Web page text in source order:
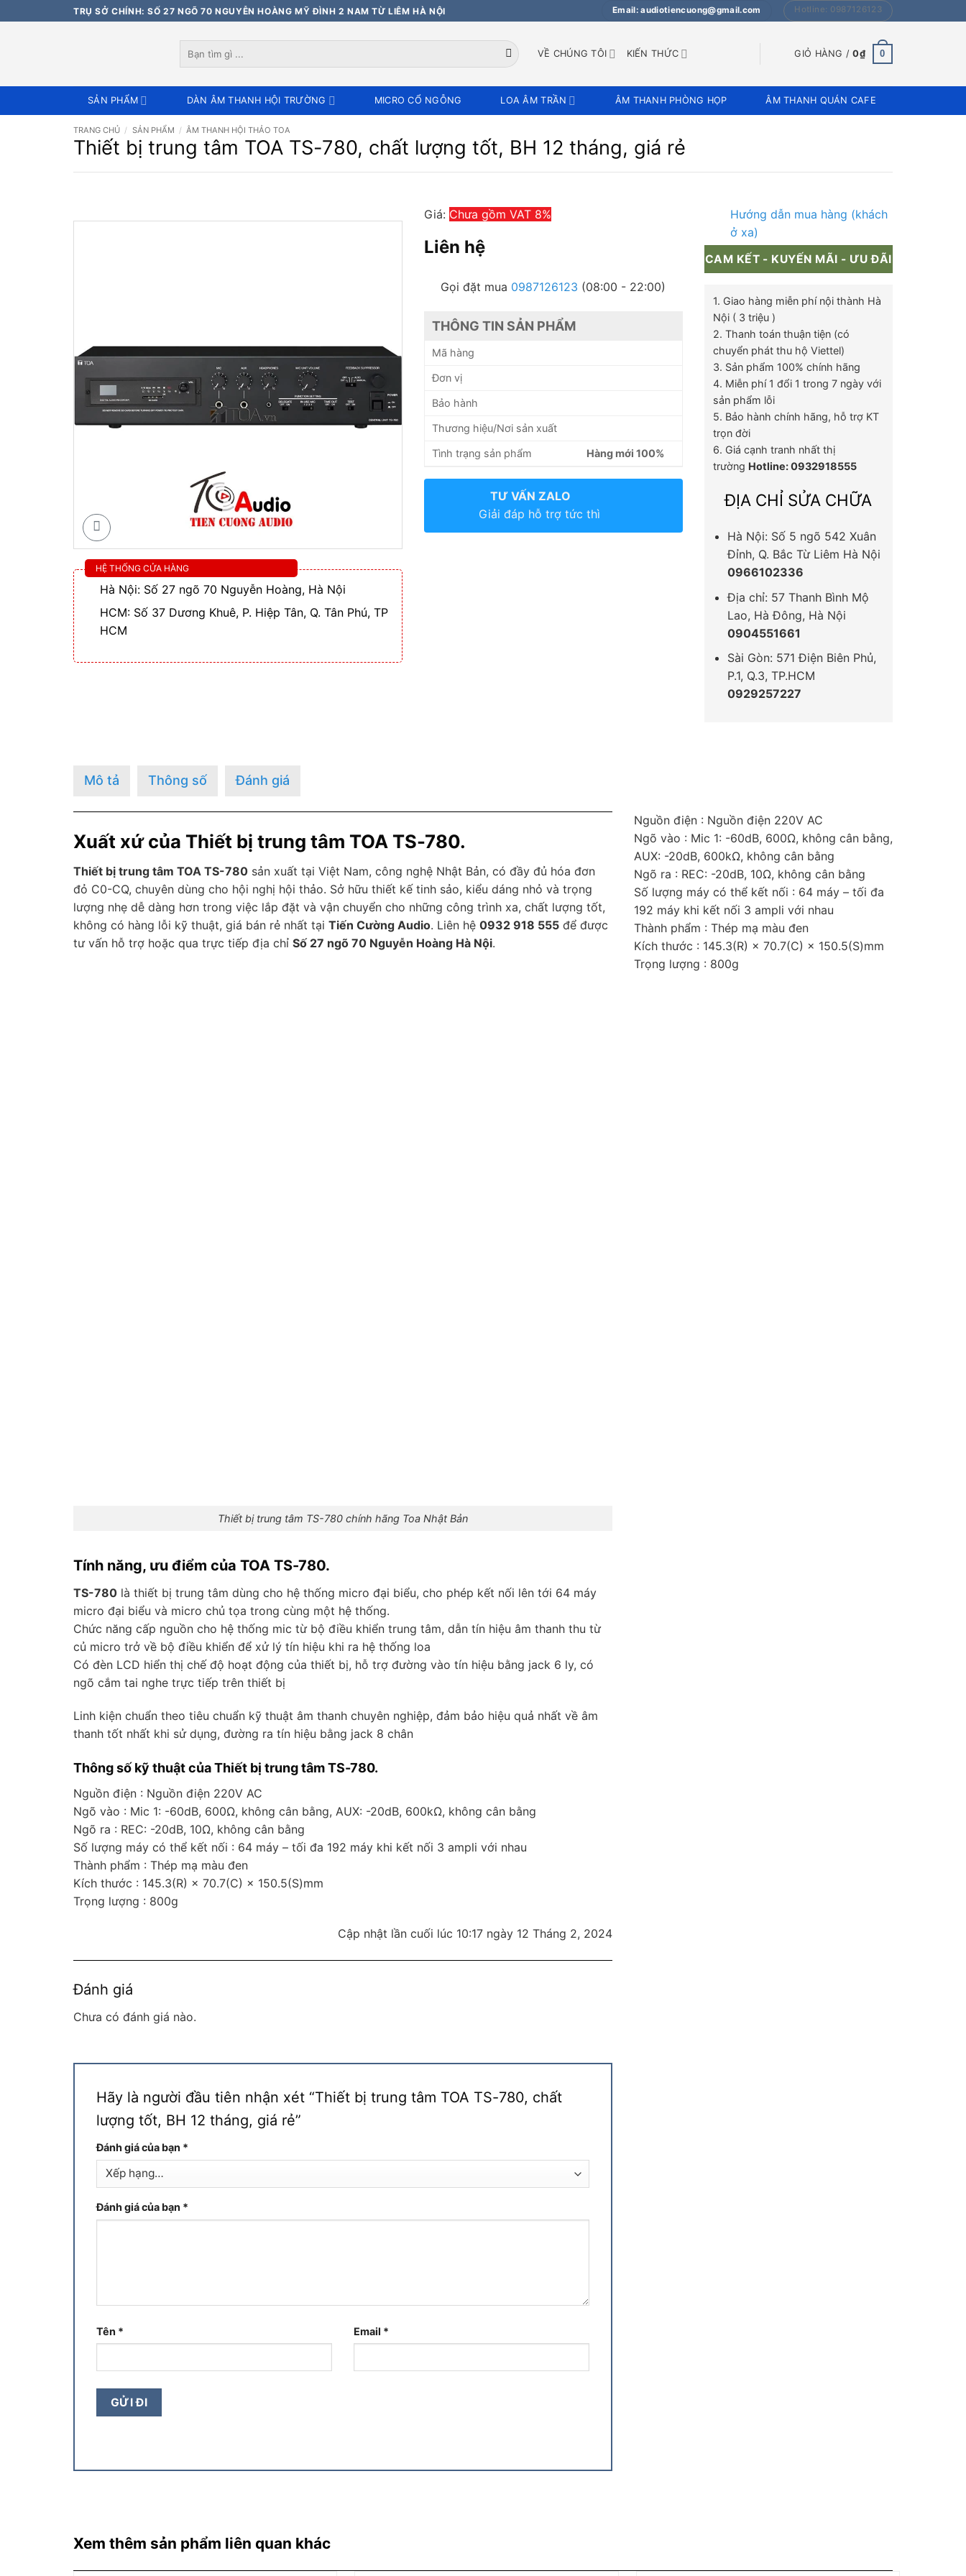
qua
TRỤ SỞ CHÍNH: SỐ 27 NGÕ 70 NGUYỄN HOÀNG MỸ ĐÌNH 2 NAM TỪ LIÊM HÀ NỘI Email: audiotiencuong@gmail.com Hotline: 0987126123
kiếm:
VỀ CHÚNG TÔI KIẾN THỨC GIỎ HÀNG /0₫ 0
SẢN PHẨM DÀN ÂM THANH HỘI TRƯỜNG MICRO CỔ NGỖNG LOA ÂM TRẦN ÂM THANH PHÒNG HỌP ÂM THANH QUÁN CAFE
TRANG CHỦ / SẢN PHẨM / ÂM THANH HỘI THẢO TOA
Thiết bị trung tâm TOA TS-780, chất lượng tốt, BH 12 tháng, giá rẻ
HỆ THỐNG CỬA HÀNG
Hà Nội: Số 27 ngõ 70 Nguyễn Hoàng, Hà Nội
HCM: Số 37 Dương Khuê, P. Hiệp Tân, Q. Tân Phú, TP
HCM
Giá: Chưa gồm VAT 8%
Liên hệ
Gọi đặt mua 0987126123 (08:00 - 22:00)
THÔNG TIN SẢN PHẨM
Mã hàng
Đơn vị
Bảo hành
Thương hiệu/Nơi sản xuất
Tình trạng sản phẩm Hàng mới 100%
TƯ VẤN ZALO
Giải đáp hỗ trợ tức thì
Hướng dẫn mua hàng (khách
ở xa)
CAM KẾT - KUYẾN MÃI - ƯU ĐÃI
1. Giao hàng miễn phí nội thành Hà
Nội ( 3 triệu )
2. Thanh toán thuận tiện (có
chuyển phát thu hộ Viettel)
3. Sản phẩm 100% chính hãng
4. Miễn phí 1 đổi 1 trong 7 ngày với
sản phẩm lỗi
5. Bảo hành chính hãng, hỗ trợ KT
trọn đời
6. Giá cạnh tranh nhất thị
trường Hotline: 0932918555
ĐỊA CHỈ SỬA CHỮA
Hà Nội: Số 5 ngõ 542 Xuân
Đỉnh, Q. Bắc Từ Liêm Hà Nội
0966102336
Địa chỉ: 57 Thanh Bình Mộ
Lao, Hà Đông, Hà Nội
0904551661
Sài Gòn: 571 Điện Biên Phủ,
P.1, Q.3, TP.HCM
0929257227
Mô tả Thông số Đánh giá
Xuất xứ của Thiết bị trung tâm TOA TS-780.
Thiết bị trung tâm TOA TS-780 sản xuất tại Việt Nam, công nghệ Nhật Bản, có đầy đủ hóa đơn
đỏ C0-CQ, chuyên dùng cho hội nghị hội thảo. Sở hữu thiết kế tinh sảo, kiểu dáng nhỏ và trọng
lượng nhẹ dễ dàng hơn trong việc lắp đặt và vận chuyển cho những công trình xa, chất lượng tốt,
không có hàng lỗi kỹ thuật, giá bán rẻ nhất tại Tiến Cường Audio. Liên hệ 0932 918 555 để được
tư vấn hỗ trợ hoặc qua trực tiếp địa chỉ Số 27 ngõ 70 Nguyễn Hoàng Hà Nội.
Thiết bị trung tâm TS-780 chính hãng Toa Nhật Bản
Tính năng, ưu điểm của TOA TS-780.
TS-780 là thiết bị trung tâm dùng cho hệ thống micro đại biểu, cho phép kết nối lên tới 64 máy
micro đại biểu và micro chủ tọa trong cùng một hệ thống.
Chức năng cấp nguồn cho hệ thống mic từ bộ điều khiển trung tâm, dẫn tín hiệu âm thanh thu từ
củ micro trở về bộ điều khiển để xử lý tín hiệu khi ra hệ thống loa
Có đèn LCD hiển thị chế độ hoạt động của thiết bị, hỗ trợ đường vào tín hiệu bằng jack 6 ly, có
ngõ cắm tai nghe trực tiếp trên thiết bị
Linh kiện chuẩn theo tiêu chuẩn kỹ thuật âm thanh chuyên nghiệp, đảm bảo hiệu quả nhất về âm
thanh tốt nhất khi sử dụng, đường ra tín hiệu bằng jack 8 chân
Thông số kỹ thuật của Thiết bị trung tâm TS-780.
Nguồn điện : Nguồn điện 220V AC
Ngõ vào : Mic 1: -60dB, 600Ω, không cân bằng, AUX: -20dB, 600kΩ, không cân bằng
Ngõ ra : REC: -20dB, 10Ω, không cân bằng
Số lượng máy có thể kết nối : 64 máy – tối đa 192 máy khi kết nối 3 ampli với nhau
Thành phẩm : Thép mạ màu đen
Kích thước : 145.3(R) × 70.7(C) × 150.5(S)mm
Trọng lượng : 800g
Cập nhật lần cuối lúc 10:17 ngày 12 Tháng 2, 2024
Đánh giá
Chưa có đánh giá nào.
Hãy là người đầu tiên nhận xét “Thiết bị trung tâm TOA TS-780, chất
lượng tốt, BH 12 tháng, giá rẻ”
Đánh giá của bạn *
Đánh giá của bạn *
Tên * Email *
Nguồn điện : Nguồn điện 220V AC
Ngõ vào : Mic 1: -60dB, 600Ω, không cân bằng,
AUX: -20dB, 600kΩ, không cân bằng
Ngõ ra : REC: -20dB, 10Ω, không cân bằng
Số lượng máy có thể kết nối : 64 máy – tối đa
192 máy khi kết nối 3 ampli với nhau
Thành phẩm : Thép mạ màu đen
Kích thước : 145.3(R) × 70.7(C) × 150.5(S)mm
Trọng lượng : 800g
Xem thêm sản phẩm liên quan khác